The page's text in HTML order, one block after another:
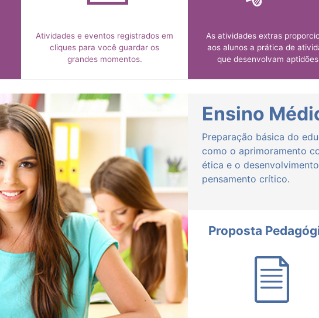
Atividades e eventos registrados em
cliques para você guardar os
grandes momentos.
As atividades extras
aos alunos a prática de
que desenvolvam
convivência em grupos
Ensino
Preparação básica do
como o aprimoramento
ética e o
pensamento crítico.
Proposta